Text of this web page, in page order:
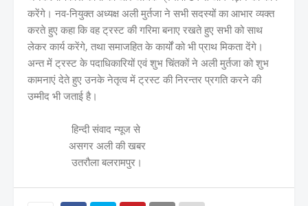
करेंगे। नव-नियुक्त अध्यक्ष अली मुर्तजा ने सभी सदस्यों का आभार व्यक्त
करते हुए कहा कि वह ट्रस्ट की गरिमा बनाए रखते हुए सभी को साथ
लेकर कार्य करेंगे, तथा समाजहित के कार्यों को भी प्राथ मिकता देंगे।
अन्त में ट्रस्ट के पदाधिकारियों एवं शुभ चिंतकों ने अली मुर्तजा को शुभ
कामनाएं देते हुए उनके नेतृत्व में ट्रस्ट की निरन्तर प्रगति करने की
उम्मीद भी जताई है।
हिन्दी संवाद न्यूज से
असगर अली की खबर
उतरौला बलरामपुर।